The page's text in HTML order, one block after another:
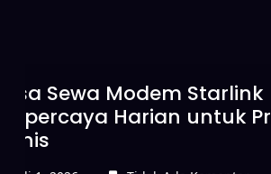
Sewa Starlink Tanpa
Koneksi Internet